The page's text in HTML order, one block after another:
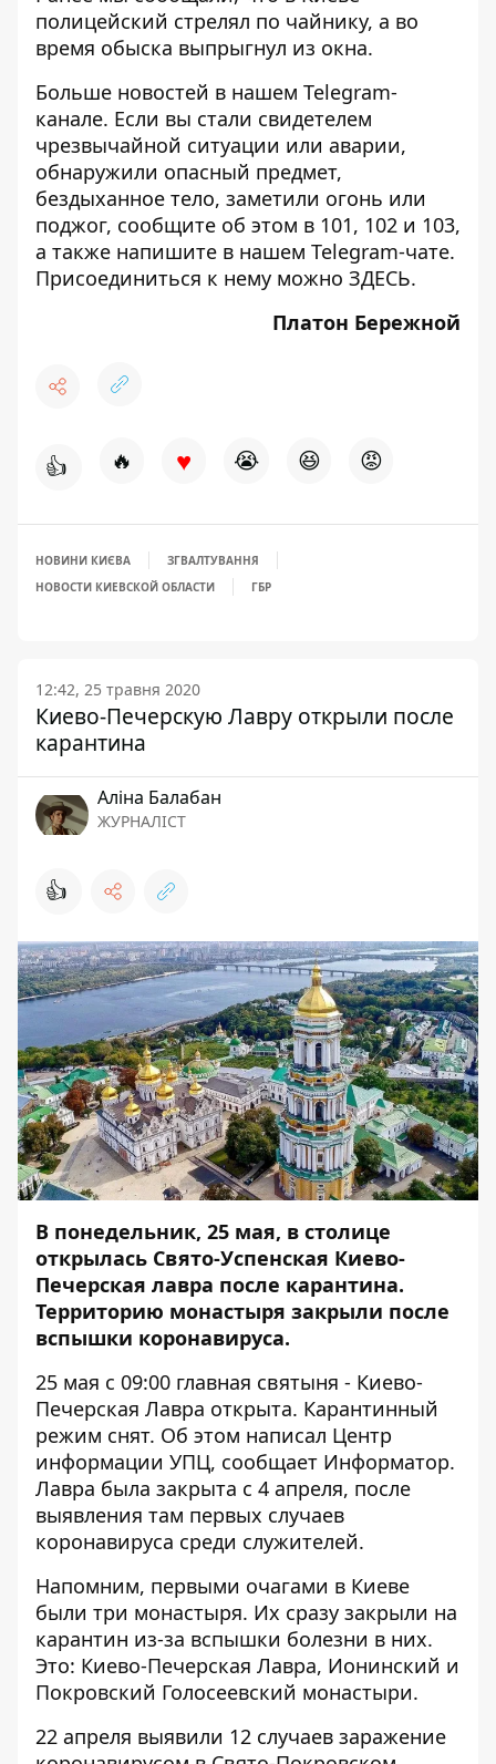
полицейский стрелял по чайнику, а во
время обыска выпрыгнул из окна.
Больше новостей в нашем Telegram-
канале. Если вы стали свидетелем
чрезвычайной ситуации или аварии,
обнаружили опасный предмет,
бездыханное тело, заметили огонь или
поджог, сообщите об этом в 101, 102 и 103,
а также напишите в нашем Telegram-чате.
Присоединиться к нему можно ЗДЕСЬ.
Платон Бережной
👍 🔥 ♥ 😭 😆 😡
НОВИНИ КИЄВА
ЗГВАЛТУВАННЯ
НОВОСТИ КИЕВСКОЙ ОБЛАСТИ
ГБР
12:42, 25 травня 2020
Киево-Печерскую Лавру открыли после
карантина
Аліна Балабан
ЖУРНАЛІСТ
👍
В понедельник, 25 мая, в столице
открылась Свято-Успенская Киево-
Печерская лавра после карантина.
Территорию монастыря закрыли после
вспышки коронавируса.
25 мая с 09:00 главная святыня - Киево-
Печерская Лавра открыта. Карантинный
режим снят. Об этом написал Центр
информации УПЦ, сообщает Информатор.
Лавра была закрыта с 4 апреля, после
выявления там первых случаев
коронавируса среди служителей.
Напомним, первыми очагами в Киеве
были три монастыря. Их сразу закрыли на
карантин из-за вспышки болезни в них.
Это: Киево-Печерская Лавра, Ионинский и
Покровский Голосеевский монастыри.
22 апреля выявили 12 случаев заражение